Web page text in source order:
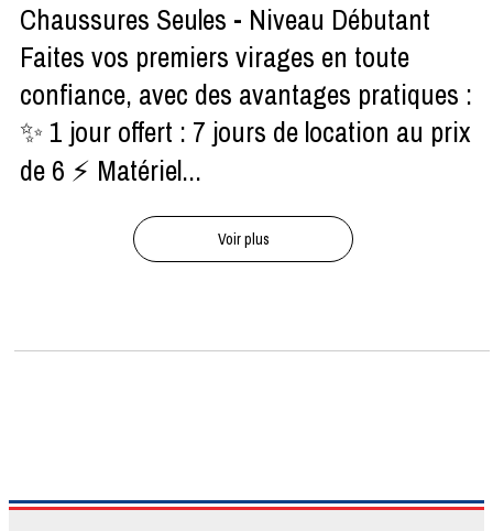
Chaussures Seules - Niveau Débutant
Faites vos premiers virages en toute
confiance, avec des avantages pratiques :
✨ 1 jour offert : 7 jours de location au prix
de 6 ⚡ Matériel...
Voir plus